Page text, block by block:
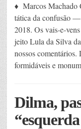
♦ Marcos Machado
tática da confusão —
2018. Os vais-e-
jeito Lula da Silva
nossos comentários.
formidáveis e
Dilma,